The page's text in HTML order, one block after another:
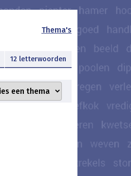
Thema's
12 letterwoorden